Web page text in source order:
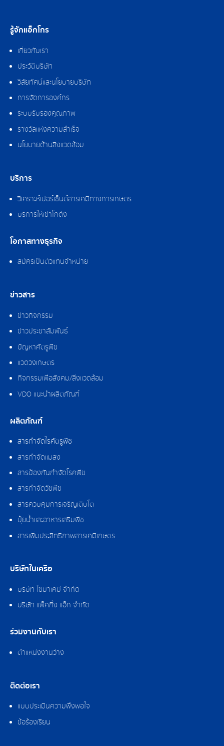
รู้จักแอ็กโกร
เกี่ยวกับเรา
ประวัติบริษัท
วิสัยทัศน์และนโยบายบริษัท
การจัดการองค์กร
ระบบรับรองคุณภาพ
รางวัลแห่งความสำเร็จ
นโยบายด้านสิ่งแวดล้อม
บริการ
วิเคราะห์เปอร์เซ็นต์สารเคมีทางการเกษตร
บริการให้เช่าโกดัง
โอกาสทางธุรกิจ
สมัครเป็นตัวแทนจำหน่าย
ข่าวสาร
ข่าวกิจกรรม
ข่าวประชาสัมพันธ์
ปัญหาศัตรูพืช
แวดวงเกษตร
กิจกรรมเพื่อสังคม/สิ่งแวดล้อม
VDO แนะนำผลิตภัณฑ์
ผลิตภัณฑ์
สารกำจัดไรศัตรูพืช
สารกำจัดแมลง
สารป้องกันกำจัดโรคพืช
สารกำจัดวัชพืช
สารควบคุมการเจริญเติบโต
ปุ๋ยน้ำและอาหารเสริมพืช
สารเพิ่มประสิทธิภาพสารเคมีเกษตร
บริษัทในเครือ
บริษัท ไซมาเคมี จำกัด
บริษัท แพ็คกิ้ง แอ็ก จำกัด
ร่วมงานกับเรา
ตำแหน่งงานว่าง
ติดต่อเรา
แบบประเมินความพึงพอใจ
ข้อร้องเรียน